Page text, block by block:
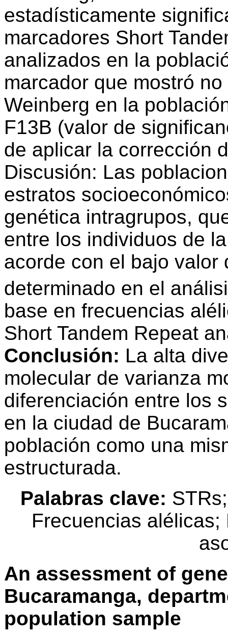
estadísticamente
marcadores Short
analizados en la
marcador que mostró
Weinberg en la
F13B (valor de
de aplicar la corrección
Discusión: Las
estratos
genética intragrupos,
entre los individuos de
acorde con el bajo valor
determinado en el
base en frecuencias
Short Tandem Repeat
Conclusión: La alta
molecular de varianza
diferenciación entre los
en la ciudad de
población como una
estructurada.
Palabras clave:
Frecuencias
An assessment of
Bucaramanga,
population sample